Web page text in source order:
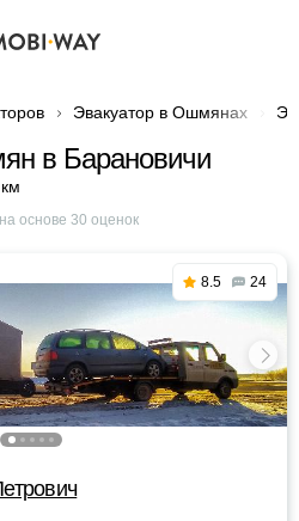
Эвакуатор в Ошмянах
в Барановичи
на основе 30 оценок
8.5 24